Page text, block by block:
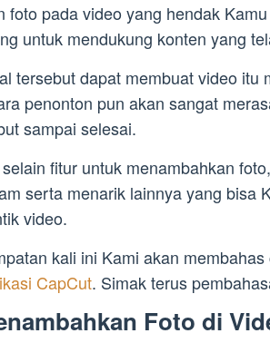
foto pada video yang hendak
untuk mendukung konten yang
tersebut dapat membuat video itu
penonton pun akan sangat
sampai selesai.
fitur untuk menambahkan
serta menarik lainnya yang bisa
video.
kali ini Kami akan
CapCut. Simak terus
Foto di